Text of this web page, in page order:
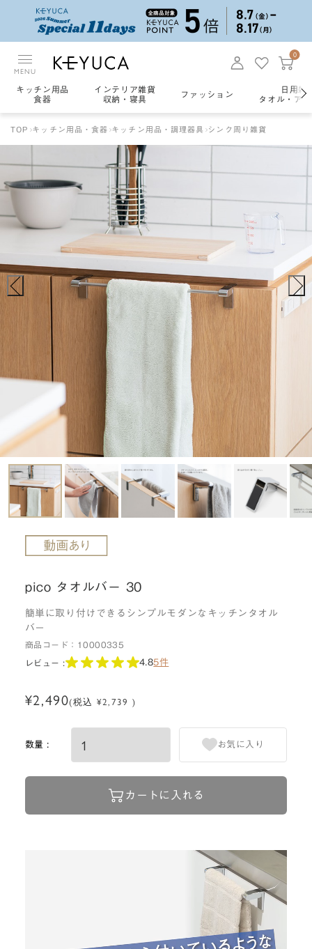
MENU
0
キッチン用品
食器
インテリア雑貨
収納・寝具
ファッション
日用雑
タオル・ア
TOP キッチン用品・食器 キッチン用品・調理器具 シンク周り雑貨
pico タオルバー 30
簡単に取り付けできるシンプルモダンなキッチンタオル
バー
商品コード： 10000335
レビュー : 4.85件
¥2,490(税込 ¥2,739 )
数量 :
カートに入れる
お気に入り